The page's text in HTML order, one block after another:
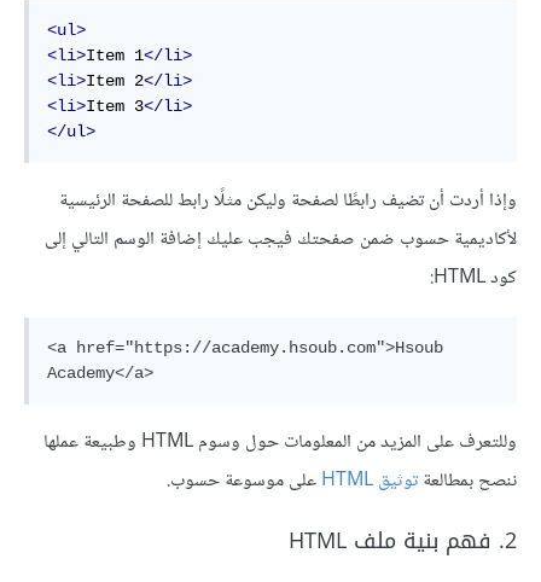
<ul>
<li>Item 1</li>
<li>Item 2</li>
<li>Item 3</li>
</ul>
وإذا أردت أن تضيف رابطًا لصفحة وليكن مثلًا رابط للصفحة الرئيسية
لأكاديمية حسوب ضمن صفحتك فيجب عليك إضافة الوسم التالي إلى
كود HTML:
<a href="https://academy.hsoub.com">Hsoub
وللتعرف على المزيد من المعلومات حول وسوم HTML وطبيعة عملها
ننصح بمطالعةتوثيق HTML على موسوعة حسوب.
2. فهم بنية ملف HTML